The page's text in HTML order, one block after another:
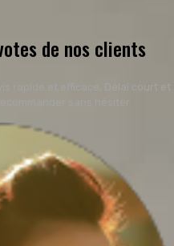
de nos clients
rapide et efficace, Délai court et